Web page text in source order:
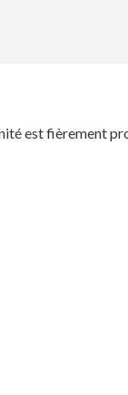
est fièrement